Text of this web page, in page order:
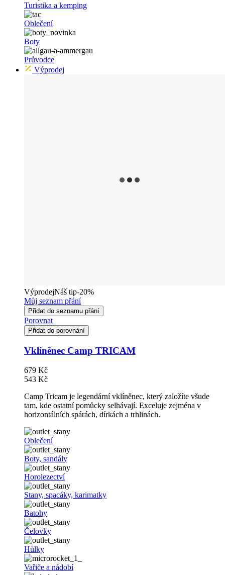
Turistika a kemping
Oblečení
Boty
Průvodce
Výprodej
VýprodejNáš tip-20%
Můj seznam přání
Přidat do seznamu přání
Porovnat
Přidat do porovnání
Vklíněnec Camp TRICAM
679 Kč
543 Kč
Camp Tricam je legendární vklíněnec, který založíte všude
tam, kde ostatní pomůcky selhávají. Exceluje zejména v
horizontálních spárách, dírkách a trhlinách.
Oblečení
Boty, sandály
Horolezectví
Stany, spacáky, karimatky
Batohy
Čelovky
Hůlky
Vařiče a nádobí